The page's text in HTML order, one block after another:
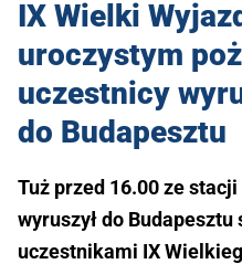
IX Wielki
uroczystym
uczestnicy
do Budapesztu
Tuż przed 16.00 ze
wyruszył do
uczestnikami IX